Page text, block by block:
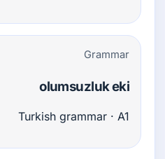
Grammar
olumsuzluk eki
Turkish grammar · A1